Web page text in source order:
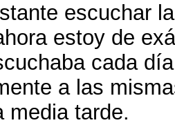
escuchar
estoy de
cada día
a las
media tarde.